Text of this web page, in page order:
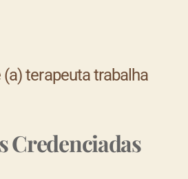
terapeuta trabalha
Credenciadas